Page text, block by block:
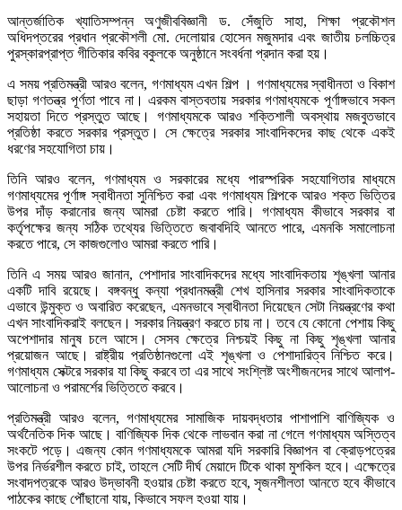
আন্তর্জাতিক খ্যাতিসম্পন্ন অণুজীববিজ্ঞানী ড. সেঁজুতি সাহা, শিক্ষা প্রকৌশল
অধিদপ্তরের প্রধান প্রকৌশলী মো. দেলোয়ার হোসেন মজুমদার এবং জাতীয় চলচ্চিত্র
পুরস্কারপ্রাপ্ত গীতিকার কবির বকুলকে অনুষ্ঠানে সংবর্ধনা প্রদান করা হয়।
এ সময় প্রতিমন্ত্রী আরও বলেন, গণমাধ্যম এখন শিল্প । গণমাধ্যমের স্বাধীনতা ও বিকাশ
ছাড়া গণতন্ত্র পূর্ণতা পাবে না। এরকম বাস্তবতায় সরকার গণমাধ্যমকে পূর্ণাঙ্গভাবে সকল
সহায়তা দিতে প্রস্তুত আছে। গণমাধ্যমকে আরও শক্তিশালী অবস্থায় মজবুতভাবে
প্রতিষ্ঠা করতে সরকার প্রস্তুত। সে ক্ষেত্রে সরকার সাংবাদিকদের কাছ থেকে একই
ধরণের সহযোগিতা চায়।
তিনি আরও বলেন, গণমাধ্যম ও সরকারের মধ্যে পারস্পরিক সহযোগিতার মাধ্যমে
গণমাধ্যমের পূর্ণাঙ্গ স্বাধীনতা সুনিশ্চিত করা এবং গণমাধ্যম শিল্পকে আরও শক্ত ভিত্তির
উপর দাঁড় করানোর জন্য আমরা চেষ্টা করতে পারি। গণমাধ্যম কীভাবে সরকার বা
কর্তৃপক্ষের জন্য সঠিক তথ্যের ভিত্তিতে জবাবদিহি আনতে পারে, এমনকি সমালোচনা
করতে পারে, সে কাজগুলোও আমরা করতে পারি।
তিনি এ সময় আরও জানান, পেশাদার সাংবাদিকদের মধ্যে সাংবাদিকতায় শৃঙ্খলা আনার
একটি দাবি রয়েছে। বঙ্গবন্ধু কন্যা প্রধানমন্ত্রী শেখ হাসিনার সরকার সাংবাদিকতাকে
এভাবে উন্মুক্ত ও অবারিত করেছেন, এমনভাবে স্বাধীনতা দিয়েছেন সেটা নিয়ন্ত্রণের কথা
এখন সাংবাদিকরাই বলছেন। সরকার নিয়ন্ত্রণ করতে চায় না। তবে যে কোনো পেশায় কিছু
অপেশাদার মানুষ চলে আসে। সেসব ক্ষেত্রে নিশ্চয়ই কিছু না কিছু শৃঙ্খলা আনার
প্রয়োজন আছে। রাষ্ট্রীয় প্রতিষ্ঠানগুলো এই শৃঙ্খলা ও পেশাদারিত্ব নিশ্চিত করে।
গণমাধ্যম সেক্টরে সরকার যা কিছু করবে তা এর সাথে সংশ্লিষ্ট অংশীজনদের সাথে আলাপ-
আলোচনা ও পরামর্শের ভিত্তিতে করবে।
প্রতিমন্ত্রী আরও বলেন, গণমাধ্যমের সামাজিক দায়বদ্ধতার পাশাপাশি বাণিজ্যিক ও
অর্থনৈতিক দিক আছে। বাণিজ্যিক দিক থেকে লাভবান করা না গেলে গণমাধ্যম অস্তিত্ব
সংকটে পড়ে। এজন্য কোন গণমাধ্যমকে আমরা যদি সরকারি বিজ্ঞাপন বা ক্রোড়পত্রের
উপর নির্ভরশীল করতে চাই, তাহলে সেটি দীর্ঘ মেয়াদে টিকে থাকা মুশকিল হবে। এক্ষেত্রে
সংবাদপত্রকে আরও উদ্ভাবনী হওয়ার চেষ্টা করতে হবে, সৃজনশীলতা আনতে হবে কীভাবে
পাঠকের কাছে পৌঁছানো যায়, কিভাবে সফল হওয়া যায়।